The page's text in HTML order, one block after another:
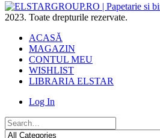
2023. Toate drepturile rezervate.
ACASĂ
MAGAZIN
CONTUL MEU
WISHLIST
LIBRARIA ELSTAR
Log In